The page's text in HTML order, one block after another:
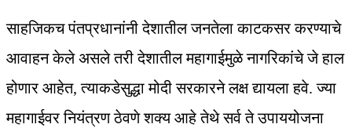
साहजिकच पंतप्रधानांनी देशातील जनतेला काटकसर करण्याचे
आवाहन केले असले तरी देशातील महागाईमुळे नागरिकांचे जे हाल
होणार आहेत, त्याकडेसुद्धा मोदी सरकारने लक्ष द्यायला हवे. ज्या
महागाईवर नियंत्रण ठेवणे शक्य आहे तेथे सर्व ते उपाययोजना